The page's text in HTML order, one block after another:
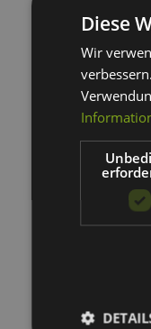
WEBneo eine
Agentur
gefunden zu
Mehr lesen
Weniger lesen
Diese
Wir